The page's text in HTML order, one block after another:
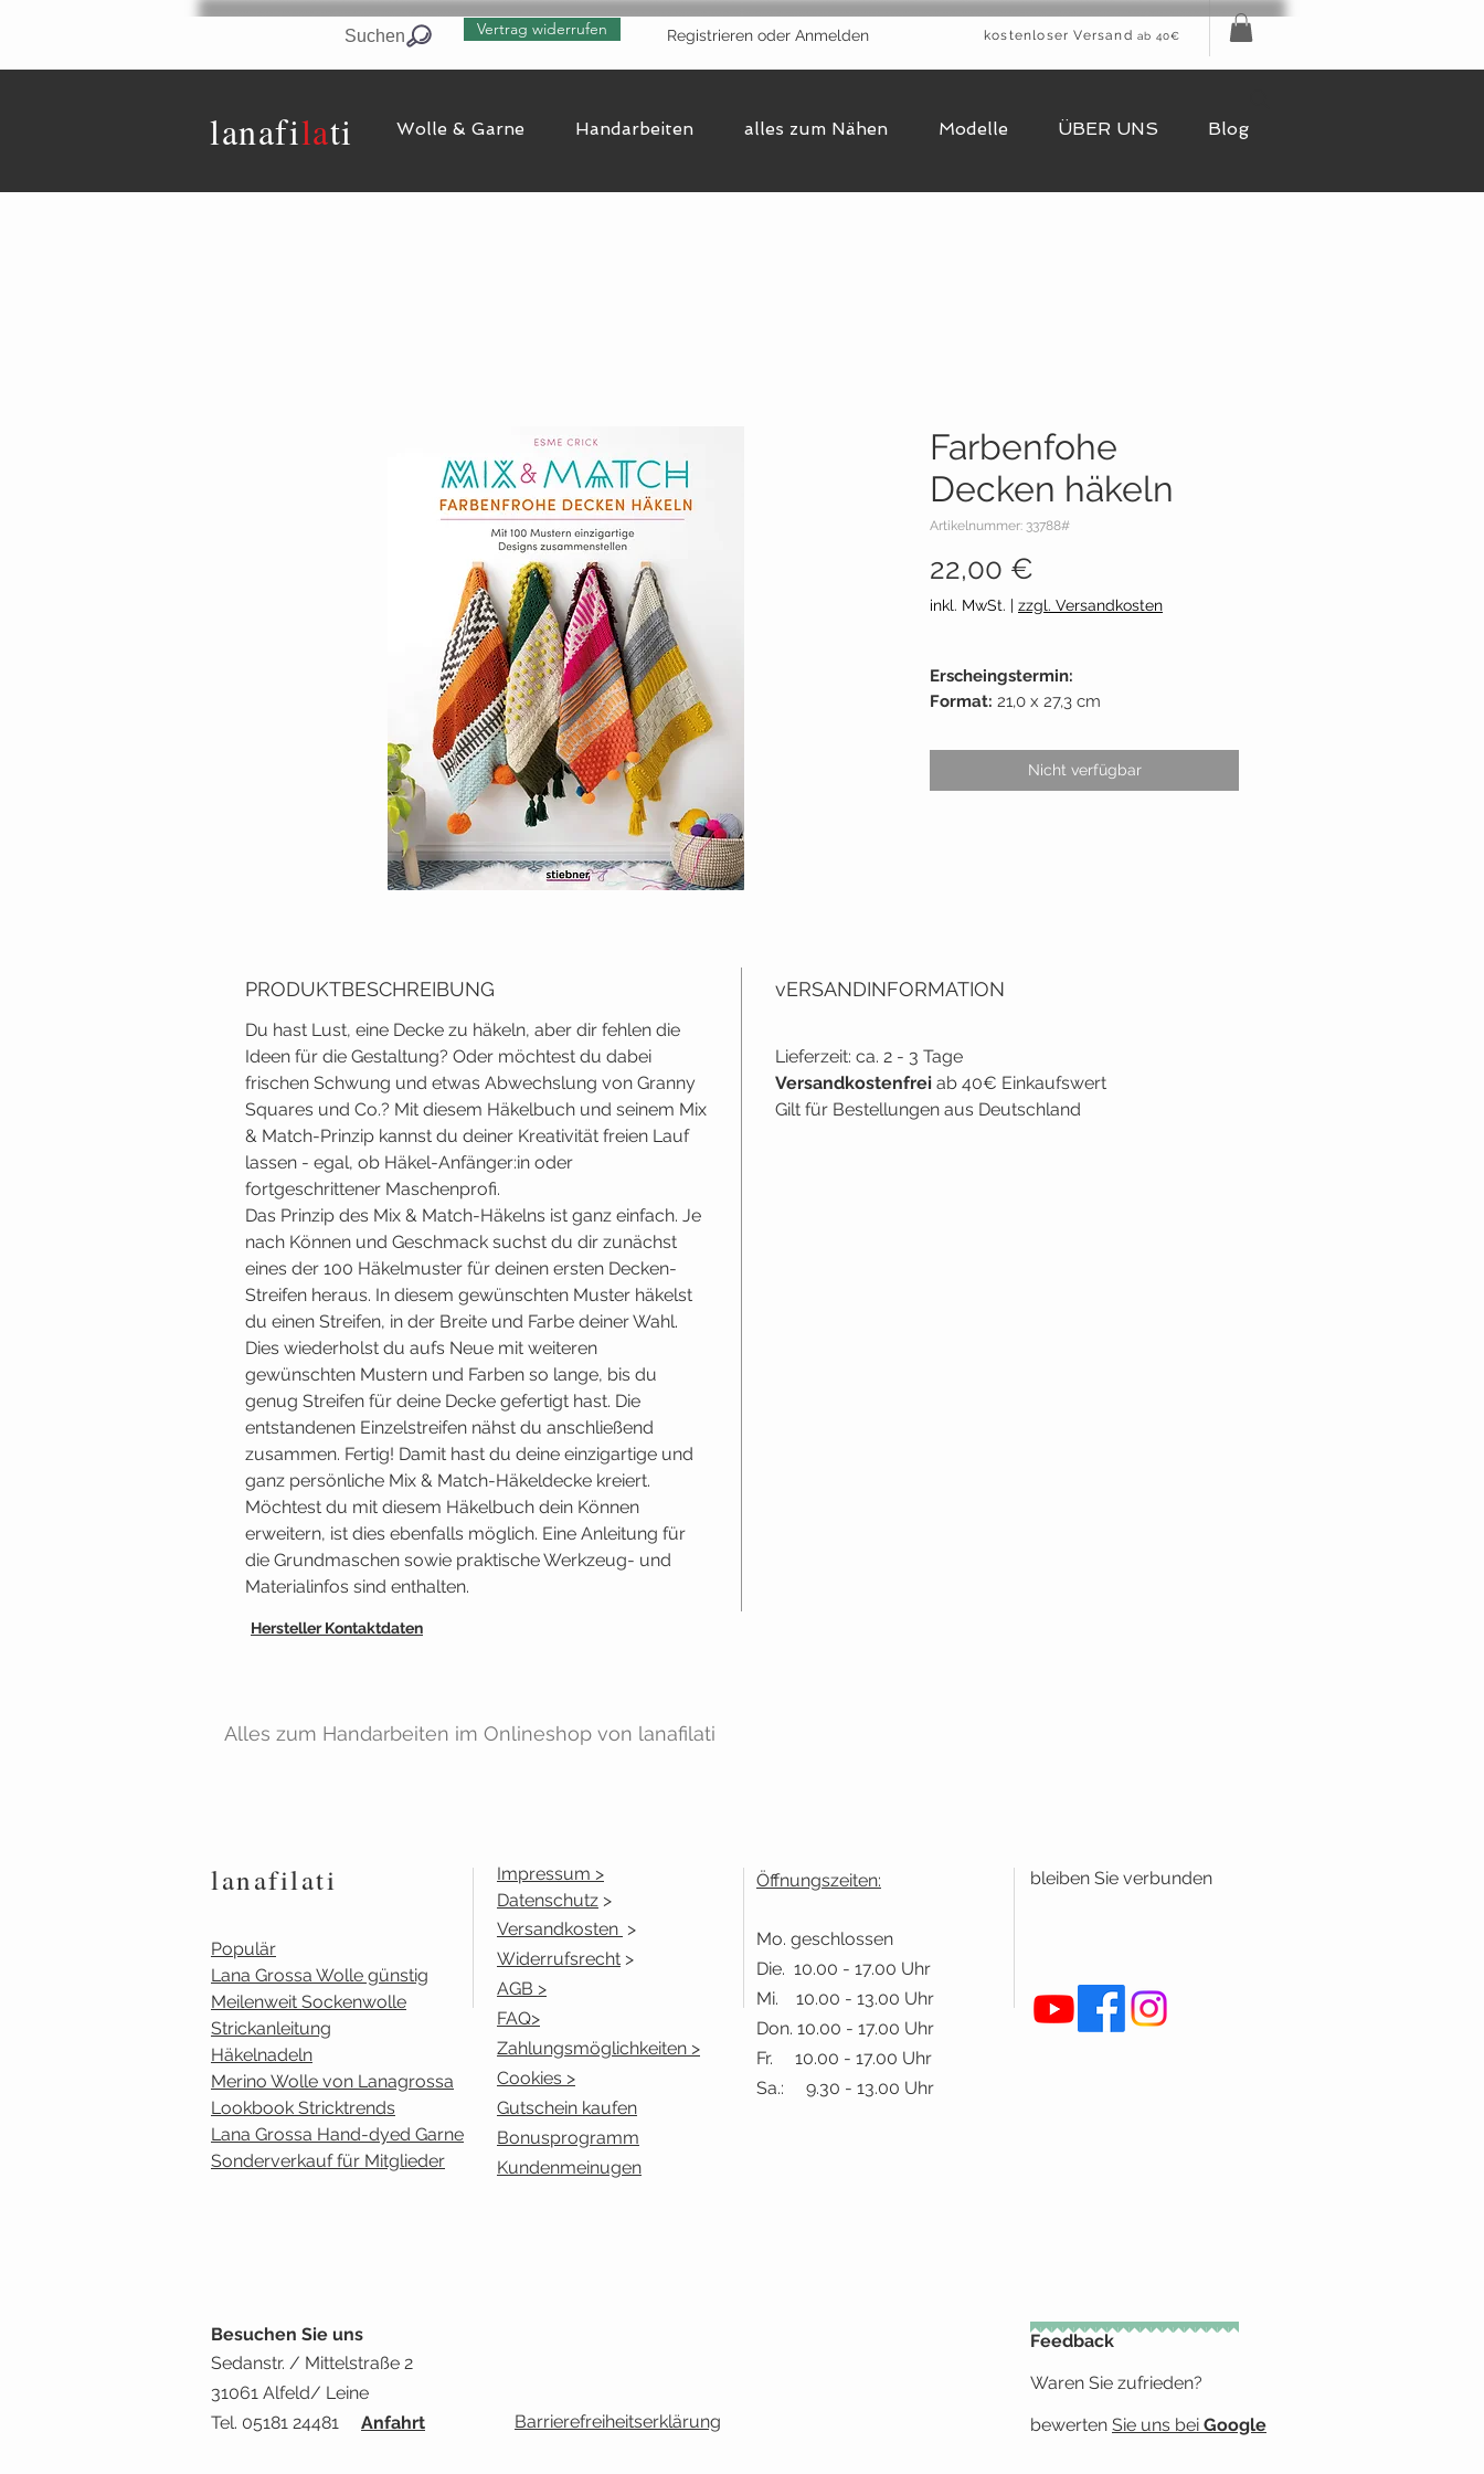
Suchen Vertrag widerrufen Registrieren oder Anmelden kostenloser Versand ab 40€
lanafilati Wolle & Garne Handarbeiten alles zum Nähen Modelle ÜBER UNS Blog
Farbenfohe
Decken häkeln
Artikelnummer: 33788#
22,00 €
inkl. MwSt. | zzgl. Versandkosten
Erscheingstermin:
Format: 21,0 x 27,3 cm
Lieferant:Stiebner Verlag
ISBN-Nummer:978-3-8307-2143-7
Nicht verfügbar
PRODUKTBESCHREIBUNG
Du hast Lust, eine Decke zu häkeln, aber dir fehlen die
Ideen für die Gestaltung? Oder möchtest du dabei
frischen Schwung und etwas Abwechslung von Granny
Squares und Co.? Mit diesem Häkelbuch und seinem Mix
& Match-Prinzip kannst du deiner Kreativität freien Lauf
lassen - egal, ob Häkel-Anfänger:in oder
fortgeschrittener Maschenprofi.
Das Prinzip des Mix & Match-Häkelns ist ganz einfach. Je
nach Können und Geschmack suchst du dir zunächst
eines der 100 Häkelmuster für deinen ersten Decken-
Streifen heraus. In diesem gewünschten Muster häkelst
du einen Streifen, in der Breite und Farbe deiner Wahl.
Dies wiederholst du aufs Neue mit weiteren
gewünschten Mustern und Farben so lange, bis du
genug Streifen für deine Decke gefertigt hast. Die
entstandenen Einzelstreifen nähst du anschließend
zusammen. Fertig! Damit hast du deine einzigartige und
ganz persönliche Mix & Match-Häkeldecke kreiert.
Möchtest du mit diesem Häkelbuch dein Können
erweitern, ist dies ebenfalls möglich. Eine Anleitung für
die Grundmaschen sowie praktische Werkzeug- und
Materialinfos sind enthalten.
vERSANDINFORMATION
Lieferzeit: ca. 2 - 3 Tage
Versandkostenfrei ab 40€ Einkaufswert
Gilt für Bestellungen aus Deutschland
Hersteller Kontaktdaten
Alles zum Handarbeiten im Onlineshop von lanafilati
lanafilati
Populär
Lana Grossa Wolle günstig
Meilenweit Sockenwolle
Strickanleitung
Häkelnadeln
Merino Wolle von Lanagrossa
Lookbook Stricktrends
Lana Grossa Hand-dyed Garne
Sonderverkauf für Mitglieder
Impressum >
Datenschutz >
Versandkosten >
Widerrufsrecht >
AGB >
FAQ>
Zahlungsmöglichkeiten >
Cookies >
Gutschein kaufen
Bonusprogramm
Kundenmeinugen
Öffnungszeiten:
Mo. geschlossen
Die. 10.00 - 17.00 Uhr
Mi. 10.00 - 13.00 Uhr
Don. 10.00 - 17.00 Uhr
Fr. 10.00 - 17.00 Uhr
Sa.: 9.30 - 13.00 Uhr
bleiben Sie verbunden
Besuchen Sie uns
Sedanstr. / Mittelstraße 2
31061 Alfeld/ Leine
Tel. 05181 24481
Anfahrt Barrierefreiheitserklärung
Feedback
Waren Sie zufrieden?
bewerten Sie uns bei Google